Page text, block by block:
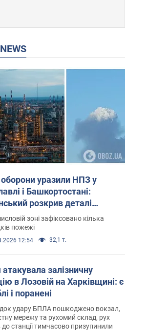
NEWS
уразили НПЗ у
і Башкортостані:
розкрив деталі
операції. Фото і відео
зоні зафіксовано кілька
пожежі
12:54 32,1 т.
атакувала залізничну
в Лозовій на Харківщині: є
і поранені
удару БПЛА пошкоджено вокзал,
мережу та рухомий склад, рух
до станції тимчасово призупинили